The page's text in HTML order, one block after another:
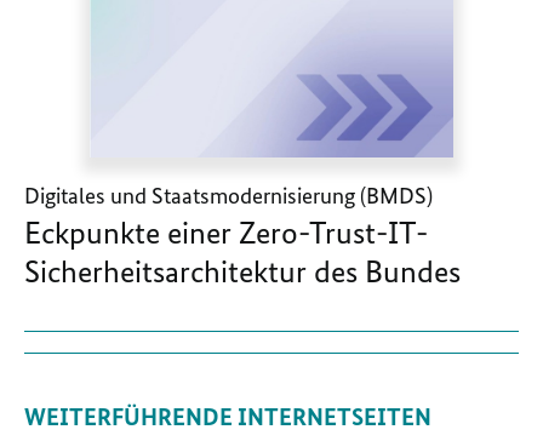
Digitales und Staatsmodernisierung (BMDS)
Eckpunkte einer Zero-Trust-IT-
Sicherheitsarchitektur des Bundes
WEITERFÜHRENDE INTERNETSEITEN